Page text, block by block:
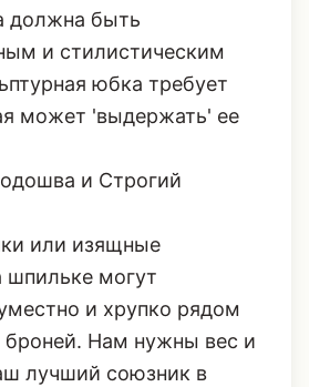
должна быть
и стилистическим
юбка требует
может 'выдержать' ее
и Строгий
или изящные
шпильке могут
и хрупко рядом
броней. Нам нужны вес и
лучший союзник в